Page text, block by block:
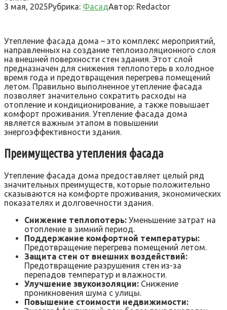
3 мая, 2025Рубрика: ФасадАвтор: Redactor
Утепление фасада дома – это комплекс мероприятий,
направленных на создание теплоизоляционного слоя
на внешней поверхности стен здания. Этот слой
предназначен для снижения теплопотерь в холодное
время года и предотвращения перегрева помещений
летом. Правильно выполненное утепление фасада
позволяет значительно сократить расходы на
отопление и кондиционирование, а также повышает
комфорт проживания. Утепление фасада дома
является важным этапом в повышении
энергоэффективности здания.
Преимущества утепления фасада
Утепление фасада дома предоставляет целый ряд
значительных преимуществ, которые положительно
сказываются на комфорте проживания, экономических
показателях и долговечности здания.
Снижение теплопотерь: Уменьшение затрат на
отопление в зимний период.
Поддержание комфортной температуры:
Предотвращение перегрева помещений летом.
Защита стен от внешних воздействий:
Предотвращение разрушения стен из-за
перепадов температур и влажности.
Улучшение звукоизоляции: Снижение
проникновения шума с улицы.
Повышение стоимости недвижимости: